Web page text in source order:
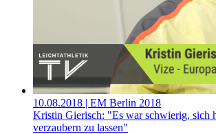
10.08.2018 | EM Berlin 2018
Kristin Gierisch: "Es war schwierig, sich
verzaubern zu lassen"